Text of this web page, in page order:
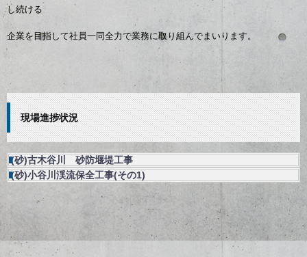
し続ける
企業を目指して社員一同全力で業務に取り組んでまいります。
現場進捗状況
(砂)古木谷川 砂防堰堤工事
(砂)小谷川渓流保全工事(その1)